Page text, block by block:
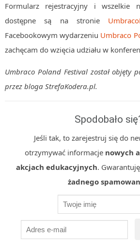
Formularz rejestracyjny i wszelkie
dostępne są na stronie
Facebookowym wydarzeniu Umbraco
zachęcam do wzięcia udziału w
Umbraco Poland Festival został objęty
przez bloga StrefaKodera.pl.
Spodobało
Jeśli tak, to zarejestruj się do
otrzymywać informacje nowych
akcjach edukacyjnych.
żadnego